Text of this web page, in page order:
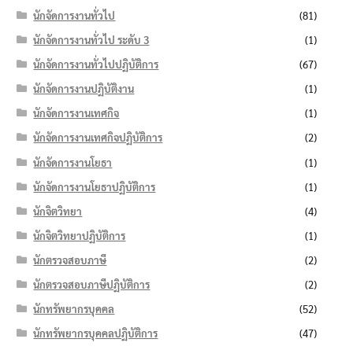
นักจัดการงานทั่วไป
(81)
นักจัดการงานทั่วไป ระดับ 3
(1)
นักจัดการงานทั่วไปปฏิบัติการ
(67)
นักจัดการงานปฏิบัติงาน
(1)
นักจัดการงานเทศกิจ
(1)
นักจัดการงานเทศกิจปฏิบัติการ
(2)
นักจัดการงานโยธา
(1)
นักจัดการงานโยธาปฏิบัติการ
(1)
นักจิตวิทยา
(4)
นักจิตวิทยาปฏิบัติการ
(1)
นักตรวจสอบภาษี
(2)
นักตรวจสอบภาษีปฏิบัติการ
(2)
นักทรัพยากรบุคคล
(52)
นักทรัพยากรบุคคลปฏิบัติการ
(47)